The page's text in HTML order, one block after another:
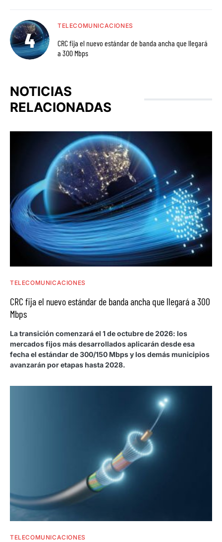
TELECOMUNICACIONES
CRC fija el nuevo estándar de banda ancha que llegará
a 300 Mbps
NOTICIAS
RELACIONADAS
TELECOMUNICACIONES
CRC fija el nuevo estándar de banda ancha que llegará a 300
Mbps
La transición comenzará el 1 de octubre de 2026: los
mercados fijos más desarrollados aplicarán desde esa
fecha el estándar de 300/150 Mbps y los demás municipios
avanzarán por etapas hasta 2028.
TELECOMUNICACIONES